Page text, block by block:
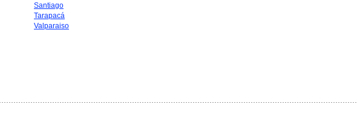
Santiago
Tarapacá
Valparaiso